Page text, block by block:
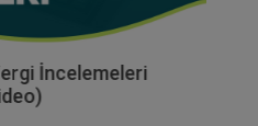
İncelemeleri